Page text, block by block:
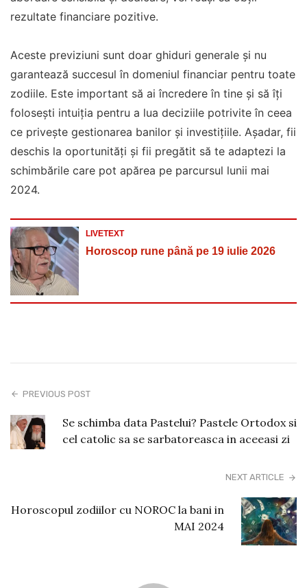
rezultate financiare pozitive.
Aceste previziuni sunt doar ghiduri generale și nu
garantează succesul în domeniul financiar pentru toate
zodiile. Este important să ai încredere în tine și să îți
folosești intuiția pentru a lua deciziile potrivite în ceea
ce privește gestionarea banilor și investițiile. Așadar, fii
deschis la oportunități și fii pregătit să te adaptezi la
schimbările care pot apărea pe parcursul lunii mai
2024.
LIVETEXT
Horoscop rune până pe 19 iulie 2026
PREVIOUS POST
Se schimba data Pastelui? Pastele Ortodox si
cel catolic sa se sarbatoreasca in aceeasi zi
NEXT ARTICLE
Horoscopul zodiilor cu NOROC la bani in
MAI 2024